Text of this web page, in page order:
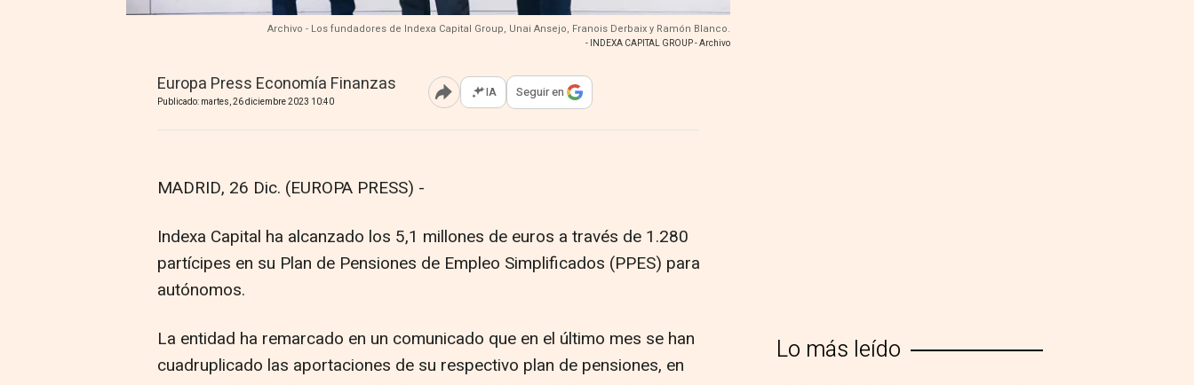
Archivo - Los fundadores de Indexa Capital Group, Unai Ansejo, Franois Derbaix y Ramón Blanco.
- INDEXA CAPITAL GROUP - Archivo
Europa Press Economía Finanzas
Publicado: martes, 26 diciembre 2023 10:40 Abrir opciones para compartir
IA Seguir en
MADRID, 26 Dic. (EUROPA PRESS) -
Indexa Capital ha alcanzado los 5,1 millones de euros a través de 1.280
partícipes en su Plan de Pensiones de Empleo Simplificados (PPES) para
autónomos.
La entidad ha remarcado en un comunicado que en el último mes se han
cuadruplicado las aportaciones de su respectivo plan de pensiones, en
Lo más leído